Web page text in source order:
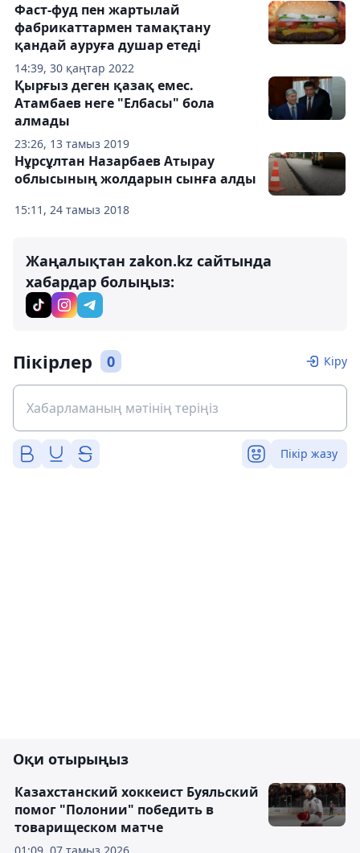
14:39, 30 қаңтар 2022
Фаст-фуд пен жартылай
фабрикаттармен тамақтану
қандай ауруға душар етеді
23:26, 13 тамыз 2019
Қырғыз деген қазақ емес.
Атамбаев неге "Елбасы" бола
алмады
15:11, 24 тамыз 2018
Нұрсұлтан Назарбаев Атырау
облысының жолдарын сынға алды
Жаңалықтан zakon.kz сайтында
хабардар болыңыз:
Пікірлер 0 Кіру
Пікір жазу
Оқи отырыңыз
Казахстанский хоккеист Буяльский
помог "Полонии" победить в
товарищеском матче